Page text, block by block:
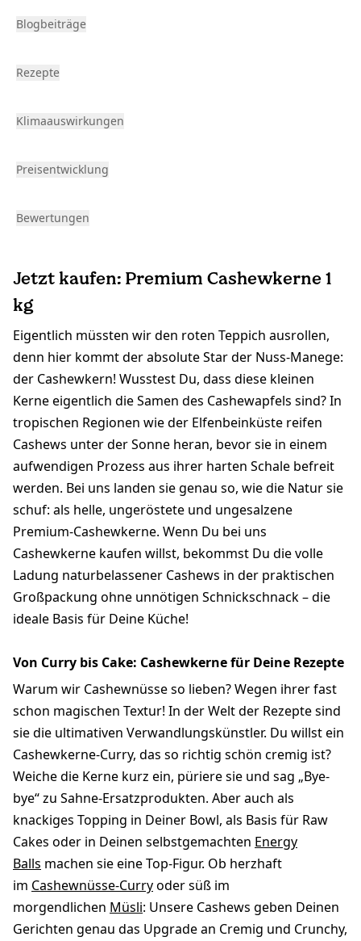
Blogbeiträge
Rezepte
Klimaauswirkungen
Preisentwicklung
Bewertungen
Jetzt kaufen: Premium Cashewkerne 1
kg
Eigentlich müssten wir den roten Teppich ausrollen,
denn hier kommt der absolute Star der Nuss-Manege:
der Cashewkern! Wusstest Du, dass diese kleinen
Kerne eigentlich die Samen des Cashewapfels sind? In
tropischen Regionen wie der Elfenbeinküste reifen
Cashews unter der Sonne heran, bevor sie in einem
aufwendigen Prozess aus ihrer harten Schale befreit
werden. Bei uns landen sie genau so, wie die Natur sie
schuf: als helle, ungeröstete und ungesalzene
Premium-Cashewkerne. Wenn Du bei uns
Cashewkerne kaufen willst, bekommst Du die volle
Ladung naturbelassener Cashews in der praktischen
Großpackung ohne unnötigen Schnickschnack – die
ideale Basis für Deine Küche!
Von Curry bis Cake: Cashewkerne für Deine Rezepte
Warum wir Cashewnüsse so lieben? Wegen ihrer fast
schon magischen Textur! In der Welt der Rezepte sind
sie die ultimativen Verwandlungskünstler. Du willst ein
Cashewkerne-Curry, das so richtig schön cremig ist?
Weiche die Kerne kurz ein, püriere sie und sag „Bye-
bye“ zu Sahne-Ersatzprodukten. Aber auch als
knackiges Topping in Deiner Bowl, als Basis für Raw
Cakes oder in Deinen selbstgemachten Energy
Balls machen sie eine Top-Figur. Ob herzhaft
im Cashewnüsse-Curryoder süß im
morgendlichen Müsli: Unsere Cashews geben Deinen
Gerichten genau das Upgrade an Cremig und Crunchy,